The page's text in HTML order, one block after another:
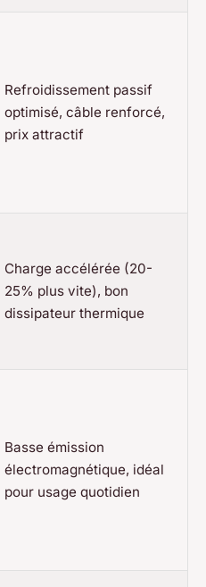
Refroidissement passif
optimisé, câble renforcé,
prix attractif
Charge accélérée (20-
25% plus vite), bon
dissipateur thermique
Basse émission
électromagnétique, idéal
pour usage quotidien